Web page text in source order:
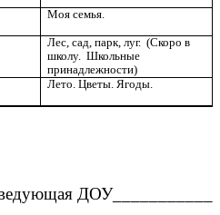
Моя семья.
Лес, сад, парк, луг. (Скоро в
школу. Школьные
принадлежности)
Лето. Цветы. Ягоды.
ДОУ___________